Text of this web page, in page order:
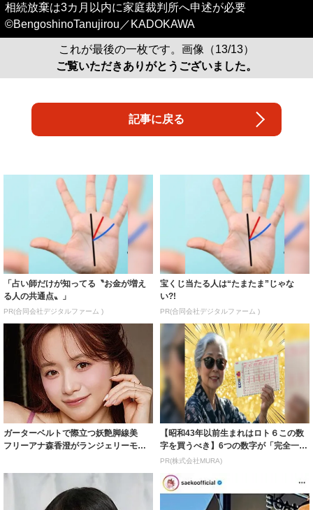
相続放棄は3カ月以内に家庭裁判所へ申述が必要
©BengoshinoTanujirou／KADOKAWA
これが最後の一枚です。画像（13/13）
ご覧いただきありがとうございました。
記事に戻る
「占い師だけが知ってる〝お金が増え
る人の共通点〟」
PR(合同会社デジタルファーム )
宝くじ当たる人は“たまたま”じゃな
い?!
PR(合同会社デジタルファーム )
ガーターベルトで際立つ妖艶脚線美
フリーアナ森香澄がランジェリーモデ
【昭和43年以前生まれはロト６この数
字を買うべき】6つの数字が「完全一
致」する方...
PR(株式会社MURA)